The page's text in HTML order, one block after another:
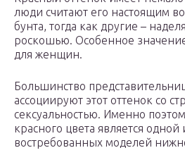
люди считают его настоящим
бунта, тогда как другие –
роскошью. Особенное
для женщин.
Большинство
ассоциируют этот оттенок со
сексуальностью. Именно
красного цвета является
востребованных моделей